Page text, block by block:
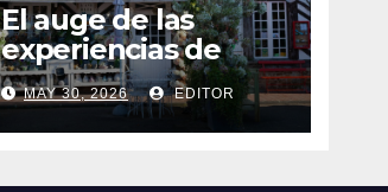
El auge de las
experiencias de
realidad aumentada
en el turismo
MAY 30, 2026 EDITOR